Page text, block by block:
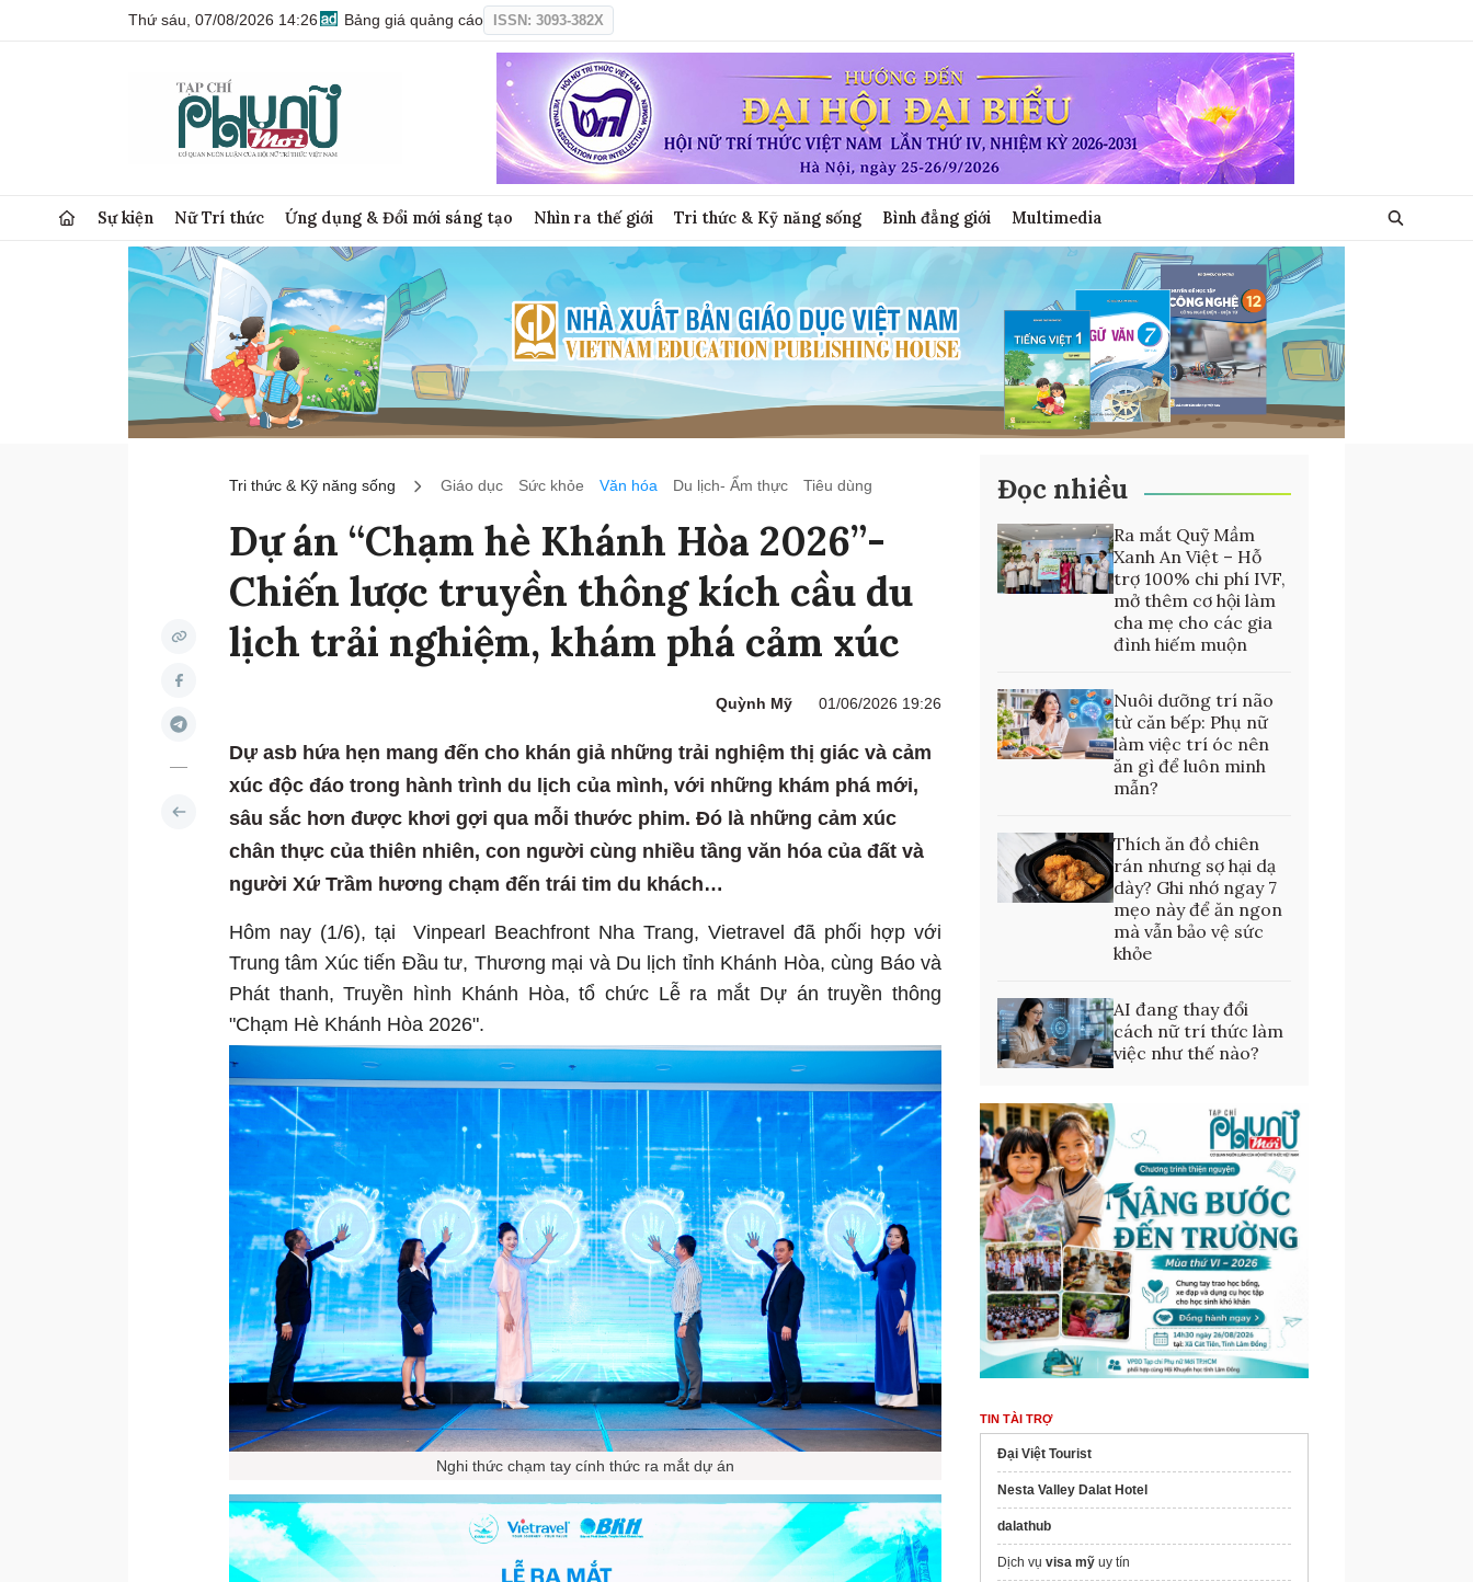
Thứ sáu, 07/08/2026 14:26 Bảng giá quảng cáo ISSN: 3093-382X
Sự kiện Nữ Trí thức Ứng dụng & Đổi mới sáng tạo Nhìn ra thế giới Tri thức & Kỹ năng sống Bình đẳng giới Multimedia
Tri thức & Kỹ năng sống Giáo dục Sức khỏe Văn hóa Du lịch- Ẩm thực Tiêu dùng
Dự án “Chạm hè Khánh Hòa 2026”-
Chiến lược truyền thông kích cầu du
lịch trải nghiệm, khám phá cảm xúc
Quỳnh Mỹ 01/06/2026 19:26
Dự asb hứa hẹn mang đến cho khán giả những trải nghiệm thị giác và cảm
xúc độc đáo trong hành trình du lịch của mình, với những khám phá mới,
sâu sắc hơn được khơi gợi qua mỗi thước phim. Đó là những cảm xúc
chân thực của thiên nhiên, con người cùng nhiều tầng văn hóa của đất và
người Xứ Trầm hương chạm đến trái tim du khách…
Hôm nay (1/6), tại Vinpearl Beachfront Nha Trang, Vietravel đã phối hợp với
Trung tâm Xúc tiến Đầu tư, Thương mại và Du lịch tỉnh Khánh Hòa, cùng Báo và
Phát thanh, Truyền hình Khánh Hòa, tổ chức Lễ ra mắt Dự án truyền thông
"Chạm Hè Khánh Hòa 2026".
Nghi thức chạm tay cính thức ra mắt dự án
Đọc nhiều
Ra mắt Quỹ Mầm
Xanh An Việt – Hỗ
trợ 100% chi phí IVF,
mở thêm cơ hội làm
cha mẹ cho các gia
đình hiếm muộn
Nuôi dưỡng trí não
từ căn bếp: Phụ nữ
làm việc trí óc nên
ăn gì để luôn minh
mẫn?
Thích ăn đồ chiên
rán nhưng sợ hại dạ
dày? Ghi nhớ ngay 7
mẹo này để ăn ngon
mà vẫn bảo vệ sức
khỏe
AI đang thay đổi
cách nữ trí thức làm
việc như thế nào?
TIN TÀI TRỢ
Đại Việt Tourist
Nesta Valley Dalat Hotel
dalathub
Dịch vụ visa mỹ uy tín